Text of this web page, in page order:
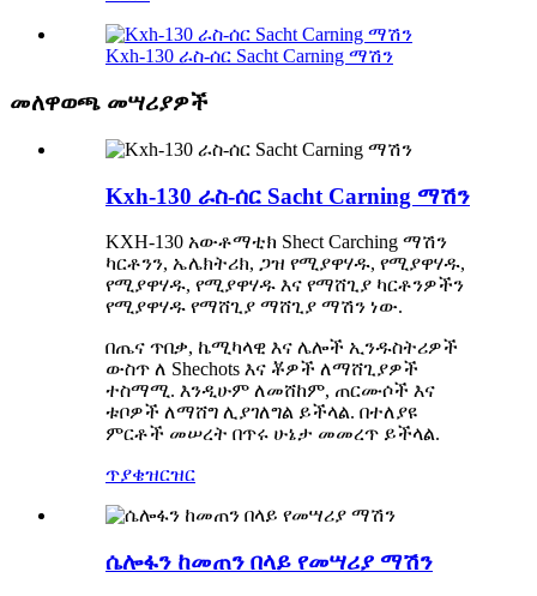
Kxh-130 ራስ-ሰር Sacht Carning ማሽን
መለዋወጫ መሣሪያዎች
Kxh-130 ራስ-ሰር Sacht Carning ማሽን
KXH-130 አውቶማቲክ Shect Carching ማሽን
ካርቶንን, ኤሌክትሪክ, ጋዝ የሚያዋሃዱ, የሚያዋሃዱ,
የሚያዋሃዱ, የሚያዋሃዱ እና የማሸጊያ ካርቶንዎችን
የሚያዋሃዱ የማሸጊያ ማሸጊያ ማሽን ነው.
በጤና ጥበቃ, ኬሚካላዊ እና ሌሎች ኢንዱስትሪዎች
ውስጥ ለ Shechots እና ቾዎች ለማሸጊያዎች
ተስማሚ. እንዲሁም ለመሸከም, ጠርሙሶች እና
ቱቦዎች ለማሸግ ሊያገለግል ይችላል. በተለያዩ
ምርቶች መሠረት በጥሩ ሁኔታ መመረጥ ይችላል.
ጥያቄዝርዝር
ሴሎፋን ከመጠን በላይ የመሣሪያ ማሽን